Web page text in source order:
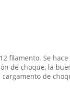
filamento. Se
choque, la
de